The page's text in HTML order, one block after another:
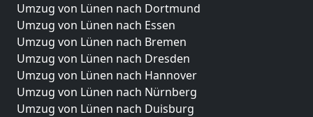
Umzug von Lünen nach Dortmund
Umzug von Lünen nach Essen
Umzug von Lünen nach Bremen
Umzug von Lünen nach Dresden
Umzug von Lünen nach Hannover
Umzug von Lünen nach Nürnberg
Umzug von Lünen nach Duisburg